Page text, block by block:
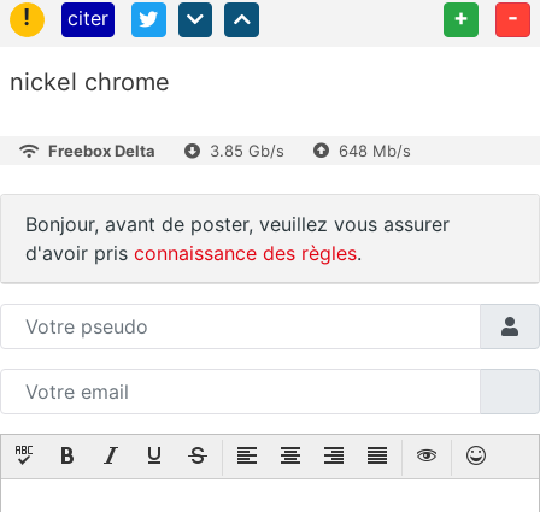
!
citer + -
nickel chrome
Freebox Delta 3.85 Gb/s 648 Mb/s
Bonjour, avant de poster, veuillez vous assurer
d'avoir pris connaissance des règles.